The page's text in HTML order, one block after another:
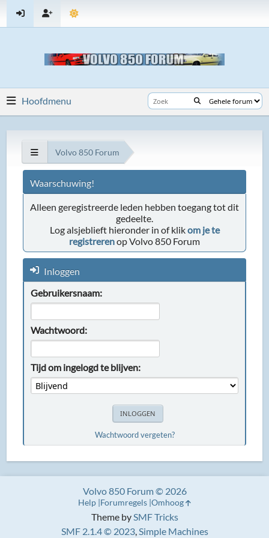
Hoofdmenu
Volvo 850 Forum
Waarschuwing!
Alleen geregistreerde leden hebben toegang tot dit
gedeelte.
Log alsjeblieft hieronder in of klikom je te
registrerenop Volvo 850 Forum
Inloggen
Gebruikersnaam:
Wachtwoord:
Tijd om ingelogd te blijven:
Wachtwoord vergeten?
Theme bySMF Tricks
SMF 2.1.4 © 2023,Simple Machines
Volvo 850 Forum © 2026
Help Forumregels Omhoog